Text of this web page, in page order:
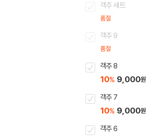
객주 세트
품절
객주 9
품절
객주 8
10% 9,000원
객주 7
10% 9,000원
객주 6